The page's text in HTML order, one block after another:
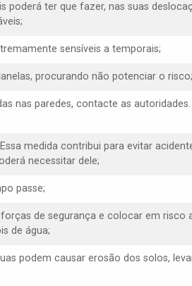
poderá ter que fazer, nas suas
sensíveis a temporais;
procurando não potenciar o risco;
nas paredes, contacte as
medida contribui para evitar
necessitar dele;
passe;
de segurança e colocar em risco
de água;
podem causar erosão dos solos,